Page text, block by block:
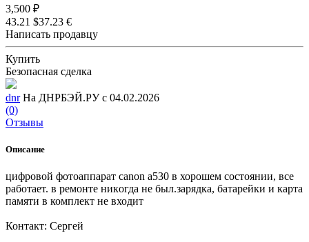
3,500 ₽
43.21 $37.23 €
Написать продавцу
Купить
Безопасная сделка
dnr На ДНРБЭЙ.РУ с 04.02.2026
(0)
Отзывы
Описание
цифровой фотоаппарат canon а530 в хорошем состоянии, все
работает. в peмoнтe никoгдa не был.зарядка, батарейки и карта
памяти в комплект не входит
Контакт: Сергей